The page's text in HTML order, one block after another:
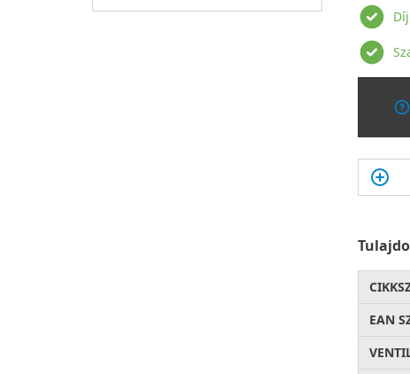
EAN